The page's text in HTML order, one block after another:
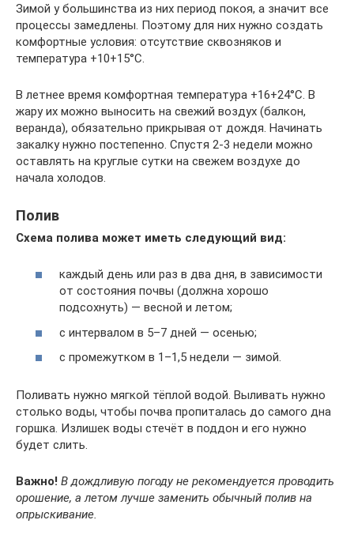
Зимой у большинства из них период покоя, а значит все
процессы замедлены. Поэтому для них нужно создать
комфортные условия: отсутствие сквозняков и
температура +10+15°С.
В летнее время комфортная температура +16+24°С. В
жару их можно выносить на свежий воздух (балкон,
веранда), обязательно прикрывая от дождя. Начинать
закалку нужно постепенно. Спустя 2-3 недели можно
оставлять на круглые сутки на свежем воздухе до
начала холодов.
Полив
Схема полива может иметь следующий вид:
каждый день или раз в два дня, в зависимости
от состояния почвы (должна хорошо
подсохнуть) — весной и летом;
с интервалом в 5–7 дней — осенью;
с промежутком в 1–1,5 недели — зимой.
Поливать нужно мягкой тёплой водой. Выливать нужно
столько воды, чтобы почва пропиталась до самого дна
горшка. Излишек воды стечёт в поддон и его нужно
будет слить.
Важно! В дождливую погоду не рекомендуется проводить
орошение, а летом лучше заменить обычный полив на
опрыскивание.